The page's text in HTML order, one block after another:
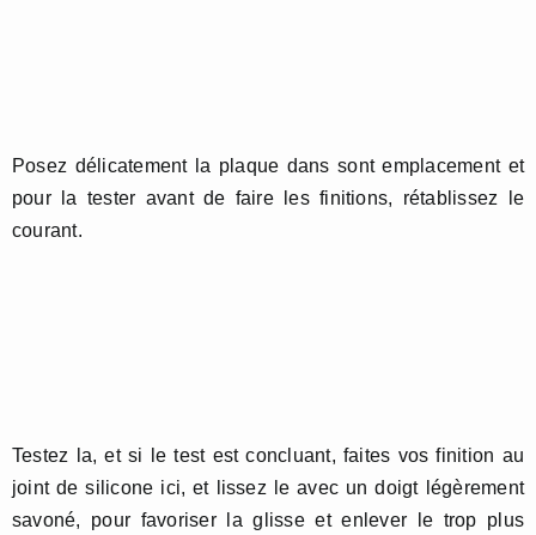
Posez délicatement la plaque dans sont emplacement et
pour la tester avant de faire les finitions, rétablissez le
courant.
Testez la, et si le test est concluant, faites vos finition au
joint de silicone ici, et lissez le avec un doigt légèrement
savoné, pour favoriser la glisse et enlever le trop plus